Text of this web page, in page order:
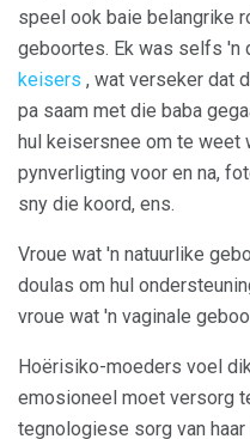
speel ook baie belangrike
geboortes. Ek was selfs 'n
keisers , wat verseker dat
pa saam met die baba
hul keisersnee om te weet
pynverligting voor en na,
sny die koord, ens.
Vroue wat 'n natuurlike
doulas om hul
vroue wat 'n vaginale
Hoërisiko-moeders voel
emosioneel moet versorg
tegnologiese sorg van